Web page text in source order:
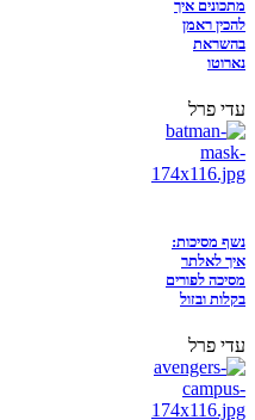
מתכונים איך
להכין ראמן
בהשראת
נארוטו
עדי פרל
נשף מסיכות:
איך לאלתר
מסיכה לפורים
בקלות ובזול
עדי פרל